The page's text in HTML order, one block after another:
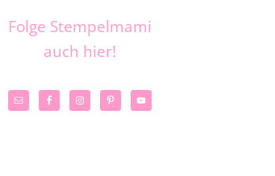
Folge Stempelmami
auch hier!